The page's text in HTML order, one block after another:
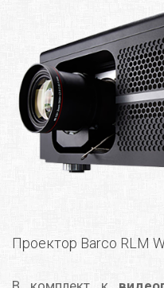
Проектор Barco RLM